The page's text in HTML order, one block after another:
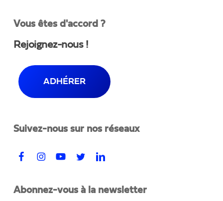
Vous êtes d'accord ?
Rejoignez-nous !
ADHÉRER
Suivez-nous sur nos réseaux
Abonnez-vous à la newsletter